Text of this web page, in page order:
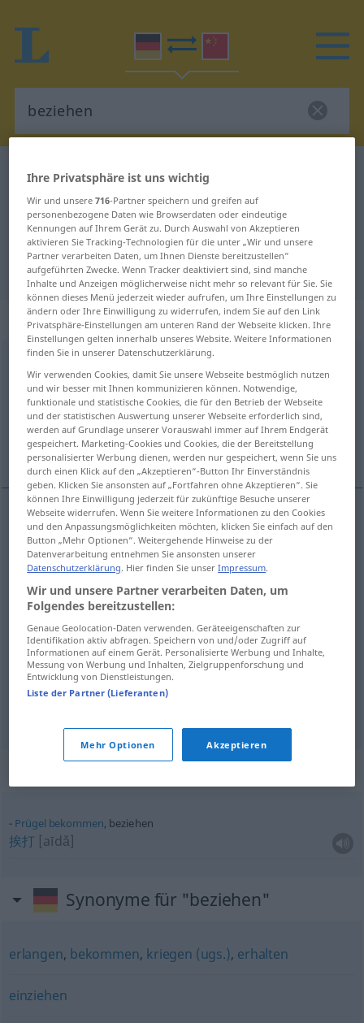
Deutsch-Chinesisch Wörterbuch
Deutsch-Chinesisch Übersetzung
für "beziehen"
"beziehen" Chinesisch Übersetzung
„beziehen“: transitives Verb
Übersicht aller Übersetzungen
(Für mehr Details die Übersetzung anklicken/antippen)
罩上, 搬入, 购进, 领取, 征订
罩上 [zhàoshàng] beziehenSchirm, Möbel
搬入[bānrù] beziehenWohnung
购进[gòujìn] beziehen Waren
领取[lǐngqǔ] beziehen Gehalt
征订 [zhēngdìng] beziehen
Prügel bekommen, beziehen
挨打 [aīdǎ]
Synonyme für "beziehen"
erlangen, bekommen, kriegen (ugs.), erhalten
einziehen
Ihre Privatsphäre ist uns wichtig
Wir und unsere716-Partner speichern und greifen auf
personenbezogene Daten wie Browserdaten oder eindeutige
Kennungen auf Ihrem Gerät zu. Durch Auswahl von Akzeptieren
aktivieren Sie Tracking-Technologien für die unter „Wir und unsere
Partner verarbeiten Daten, um Ihnen Dienste bereitzustellen“
aufgeführten Zwecke. Wenn Tracker deaktiviert sind, sind manche
Inhalte und Anzeigen möglicherweise nicht mehr so relevant für Sie. Sie
können dieses Menü jederzeit wieder aufrufen, um Ihre Einstellungen zu
ändern oder Ihre Einwilligung zu widerrufen, indem Sie auf den Link
Privatsphäre-Einstellungen am unteren Rand der Webseite klicken. Ihre
Einstellungen gelten innerhalb unseres Website. Weitere Informationen
finden Sie in unserer Datenschutzerklärung.
Wir verwenden Cookies, damit Sie unsere Webseite bestmöglich nutzen
und wir besser mit Ihnen kommunizieren können. Notwendige,
funktionale und statistische Cookies, die für den Betrieb der Webseite
und der statistischen Auswertung unserer Webseite erforderlich sind,
werden auf Grundlage unserer Vorauswahl immer auf Ihrem Endgerät
gespeichert. Marketing-Cookies und Cookies, die der Bereitstellung
personalisierter Werbung dienen, werden nur gespeichert, wenn Sie uns
durch einen Klick auf den „Akzeptieren“-Button Ihr Einverständnis
geben. Klicken Sie ansonsten auf „Fortfahren ohne Akzeptieren“. Sie
können Ihre Einwilligung jederzeit für zukünftige Besuche unserer
Webseite widerrufen. Wenn Sie weitere Informationen zu den Cookies
und den Anpassungsmöglichkeiten möchten, klicken Sie einfach auf den
Button „Mehr Optionen“. Weitergehende Hinweise zu der
Datenverarbeitung entnehmen Sie ansonsten unserer
Datenschutzerklärung. Hier finden Sie unserImpressum.
Wir und unsere Partner verarbeiten Daten, um
Folgendes bereitzustellen:
Genaue Geolocation-Daten verwenden. Geräteeigenschaften zur
Identifikation aktiv abfragen. Speichern von und/oder Zugriff auf
Informationen auf einem Gerät. Personalisierte Werbung und Inhalte,
Messung von Werbung und Inhalten, Zielgruppenforschung und
Entwicklung von Dienstleistungen.
Liste der Partner (Lieferanten)
Mehr Optionen Akzeptieren